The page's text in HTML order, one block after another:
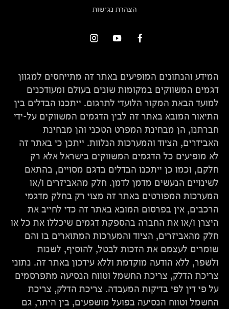
הצהרת נגישות
המידע והנתונים המופיעים באתר זה מתייחסים למגוון
דגמים המשווקים במקומות שונים בעולם ומעודכנים
למועד הבאת המקור הלועדי לתרגום. ייתכנו הבדלים בין
התיאור המובא באתר זה לבין הדגמים המשווקים על-ידי
חברתנו, הן מבחינת המפרט הטכני והן מבחינת
האביזרים, הציוד והמערכות הנלוות. ייתכן כי באתר זה
לא מופיעים כל הדגמים המשווקים בישראל אלא רק
חלקם, וכמו כן ייתכנו הבדלים בדגם מסויים, בהתאם
לשינויים הנעשים מדמן לדמן. חלק מהאביזרים ו/או
המערכות המפורטים באתר זה מצוי רק בחלק מדגמי
הרכבים, אין בפרסום המובא באתר זה כדי לחייב את
היצרן ו/או את החברה בהספקת דגמים שיכללו את כל או
חלק מהאביזרים, הציוד והמערכות המתוארים בו והם
שומרים לעצמם את הזכות לבטל, להוסיף, לשנות
ולשפר, ללא הודעה מוקדמת וללא עידכון באתר זה. נתוני
צריכת הדלק, צריכת החשמל וטווח הנסיעה מתפרסמים
על פי דין לפי בדיקות המעבדה. צריכת הדלק, צריכת
החשמל וטווח הנסיעה בפועל מושפעים, בין היתר, גם